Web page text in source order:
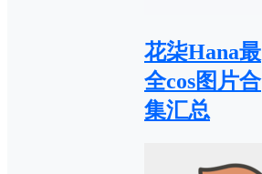
花柒Hana最
全cos图片合
集汇总